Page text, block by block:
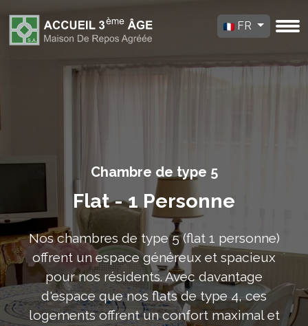
FR
Chambre de type 5
Flat - 1 Personne
Nos chambres de type 5 (flat 1 personne)
offrent un espace généreux et spacieux
pour nos résidents. Avec davantage
d'espace que nos flats de type 4, ces
logements offrent un confort maximal et